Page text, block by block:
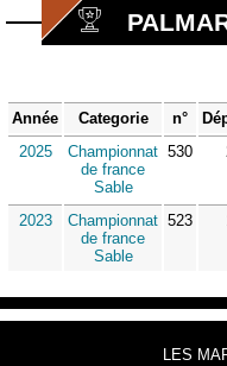
Année Categorie n°
2025
Championnat
de france
Sable
530
2023
Championnat
de france
Sable
523
LES